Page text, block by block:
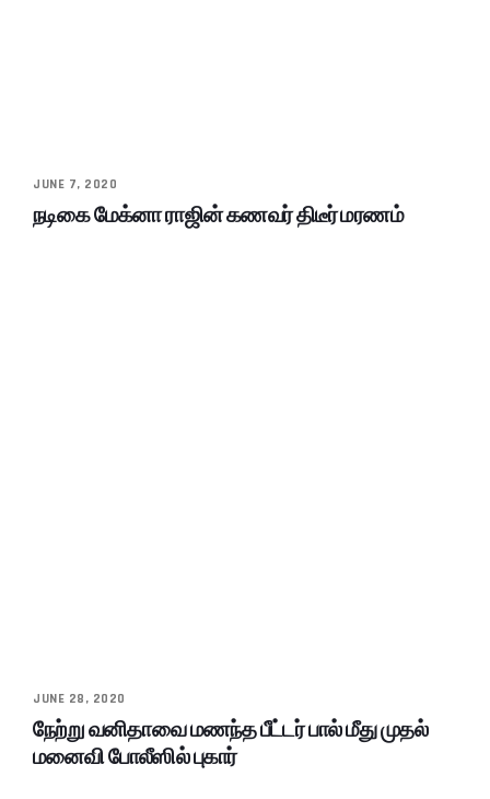
JUNE 7, 2020
நடிகை மேக்னா ராஜின் கணவர் திடீர் மரணம்
JUNE 28, 2020
நேற்று வனிதாவை மணந்த பீட்டர் பால் மீது முதல்
மனைவி போலீஸில் புகார்